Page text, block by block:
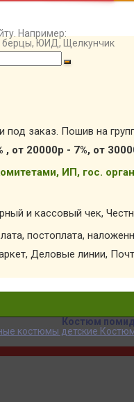
Например:
берцы, ЮИД, Щелкунчик
под заказ. Пошив на
, от 20000р - 7%, от
ИП, гос.
и кассовый чек,
постоплата,
Деловые линии,
Костюм
костюмы детские